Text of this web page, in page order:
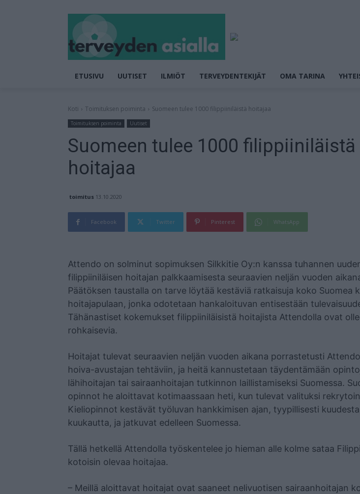
ETUSIVU UUTISET ILMIÖT TERVEYDENTEKIJÄT OMA TARINA
Koti Toimituksen poiminta Suomeen tulee 1000 filippiiniläistä hoitajaa
Toimituksen poiminta Uutiset
Suomeen tulee 1000 filippiiniläistä
hoitajaa
toimitus 13.10.2020
Facebook Twitter Pinterest WhatsApp
Attendo on solminut sopimuksen Silkkitie Oy:n kanssa tuhannen
filippiiniläisen hoitajan palkkaamisesta seuraavien neljän vuoden
Päätöksen taustalla on tarve löytää kestäviä ratkaisuja koko Suomea
hoitajapulaan, jonka odotetaan hankaloituvan entisestään
Tähänastiset kokemukset filippiiniläisistä hoitajista Attendolla ovat
rohkaisevia.
Hoitajat tulevat seuraavien neljän vuoden aikana porrastetusti
hoiva-avustajan tehtäviin, ja heitä kannustetaan täydentämään
lähihoitajan tai sairaanhoitajan tutkinnon laillistamiseksi Suomessa.
opinnot he aloittavat kotimaassaan heti, kun tulevat valituksi
Kieliopinnot kestävät työluvan hankkimisen ajan, tyypillisesti
kuukautta, ja jatkuvat edelleen Suomessa.
Tällä hetkellä Attendolla työskentelee jo hieman alle kolme sataa
kotoisin olevaa hoitajaa.
– Meillä aloittavat hoitajat ovat saaneet nelivuotisen sairaanhoitajan